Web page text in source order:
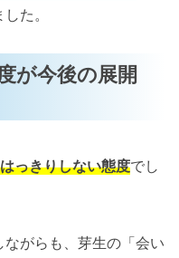
た。
が今後の展開
はっきりしない態度でし
がらも、芽生の「会い